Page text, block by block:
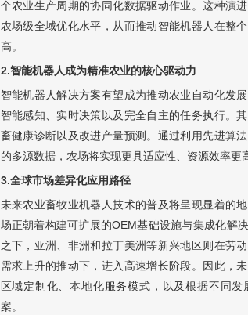
个农业生产周期的协同化数据驱动作业。这种演
农场级全域优化水平，从而推动智能机器人在整
高。
2.智能机器人成为精准农业的核心驱动力
智能机器人解决方案有望成为推动农业自动化发
智能感知、实时决策以及完全自主的任务执行。
畜健康诊断以及改进产量预测。通过利用先进算
的多源数据，农场将实现更具适应性、资源效率更
3.全球市场差异化应用路径
未来农业畜牧业机器人技术的普及将呈现显着的
场正朝着构建可扩展的OEM基础设施与集成化解
之下，亚洲、非洲和拉丁美洲等新兴地区则在劳
需求上升的推动下，进入高速增长阶段。因此，
区域定制化、本地化服务模式，以及根据不同
案。